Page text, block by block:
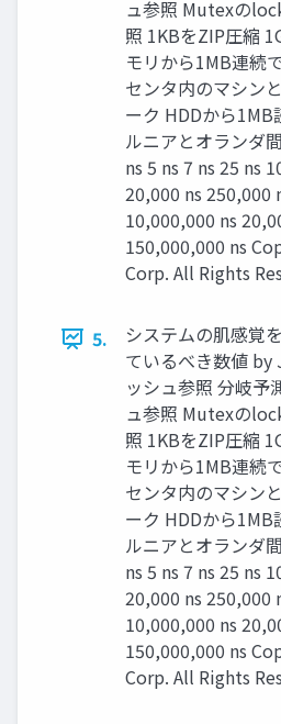
ュ参照 Mutexの
照 1KBをZIP圧縮
モリから1MB連続
センタ内のマシン
ーク HDDから1MB
ルニアとオランダ
ns 5 ns 7 ns 25 ns
20,000 ns 250,000
10,000,000 ns
150,000,000 ns
Corp. All Rights
5.
システムの肌感覚
ているべき数値 by
ッシュ参照 分岐予
ュ参照 Mutexの
照 1KBをZIP圧縮
モリから1MB連続
センタ内のマシン
ーク HDDから1MB
ルニアとオランダ
ns 5 ns 7 ns 25 ns
20,000 ns 250,000
10,000,000 ns
150,000,000 ns
Corp. All Rights